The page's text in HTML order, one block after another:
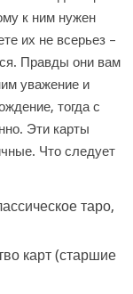
к ним нужен
их не всерьез –
Правды они вам
уважение и
тогда с
Эти карты
Что следует
таро,
карт (старшие